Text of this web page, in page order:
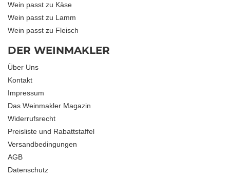
Wein passt zu Käse
Wein passt zu Lamm
Wein passt zu Fleisch
DER WEINMAKLER
Über Uns
Kontakt
Impressum
Das Weinmakler Magazin
Widerrufsrecht
Preisliste und Rabattstaffel
Versandbedingungen
AGB
Datenschutz